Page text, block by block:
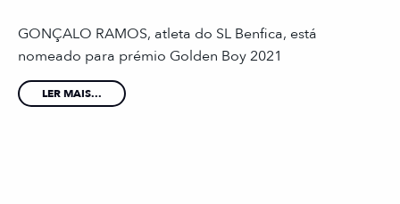
GONÇALO RAMOS, atleta do SL Benfica, está
nomeado para prémio Golden Boy 2021
LER MAIS...